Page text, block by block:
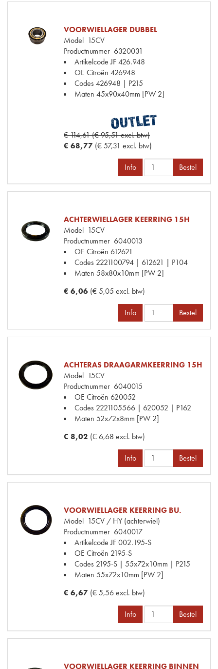
VOORWIELLAGER DUBBEL
Model 15CV
Productnummer 6320031
Artikelcode JF426.948
OE Citroën 426948
Codes426948 | P215
Maten 45x90x40mm [PW 2]
€ 114,61 (€ 95,51 excl. btw)
€ 68,77 (€ 57,31 excl. btw)
Info Bestel
ACHTERWIELLAGER KEERRING 15H
Model 15CV
Productnummer 6040013
OE Citroën 612621
Codes 2221100794 | 612621 | P104
Maten 58x80x10mm [PW 2]
€ 6,06 (€ 5,05 excl. btw)
Info Bestel
ACHTERAS DRAAGARMKEERRING 15H
Model 15CV
Productnummer 6040015
OE Citroën 620052
Codes 2221105566 | 620052 | P162
Maten 52x72x8mm [PW 2]
€ 8,02 (€ 6,68 excl. btw)
Info Bestel
VOORWIELLAGER KEERRING BU.
Model 15CV / HY (achterwiel)
Productnummer 6040017
Artikelcode JF002.195-S
OE Citroën 2195-S
Codes 2195-S | 55x72x10mm | P215
Maten 55x72x10mm [PW 2]
€ 6,67 (€ 5,56 excl. btw)
Info Bestel
VOORWIELLAGER KEERRING BINNEN